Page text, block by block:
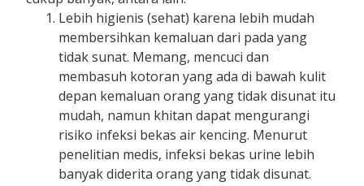
Lebih higienis (sehat) karena lebih mudah
membersihkan kemaluan dari pada yang
tidak sunat. Memang, mencuci dan
membasuh kotoran yang ada di bawah kulit
depan kemaluan orang yang tidak disunat itu
mudah, namun khitan dapat mengurangi
risiko infeksi bekas air kencing. Menurut
penelitian medis, infeksi bekas urine lebih
banyak diderita orang yang tidak disunat.